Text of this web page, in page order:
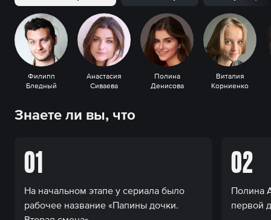
Филипп
Бледный
Анастасия
Сиваева
Полина
Денисова
Виталия
Корниенко
Знаете ли вы, что
01
На начальном этапе у сериала было
рабочее название «Папины дочки.
02
Полина
первой